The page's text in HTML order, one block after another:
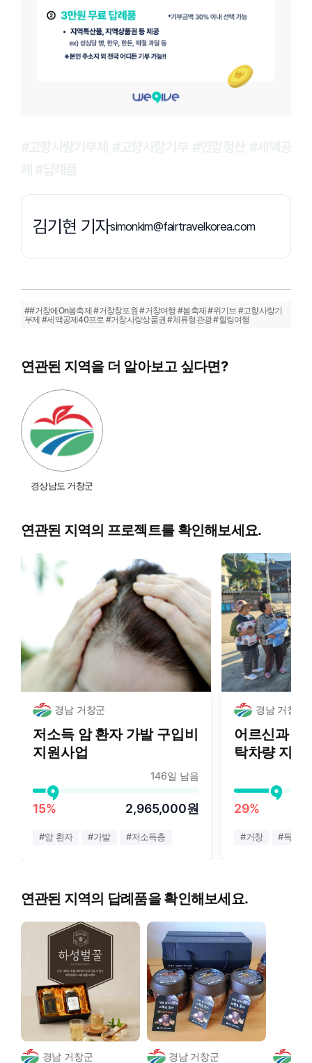
김기현 기자simonkim@fairtravelkorea.com
##거창에On봄축제 #거창창포원 #거창여행 #봄축제 #위기브 #고향사랑기
부제 #세액공제40프로 #거창사랑상품권 #체류형관광 #힐링여행
연관된 지역을 더 알아보고 싶다면?
경상남도 거창군
연관된 지역의 프로젝트를 확인해보세요.
경남 거창군
저소득 암 환자 가발 구입비
지원사업
146일 남음
15% 2,965,000원
#암 환자 #가발 #저소득층
경남 거창군
어르신과 장
탁차량 지원
29%
#거창 #독거노
연관된 지역의 답례품을 확인해보세요.
경남 거창군 경남 거창군